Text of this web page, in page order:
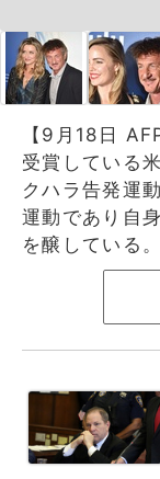
【9月18日
受賞している
クハラ告発運
運動であり自
を醸している。